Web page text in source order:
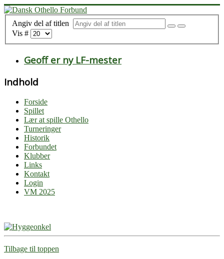
Angiv del af titlen
Vis #
Geoff er ny LF-mester
Indhold
Forside
Spillet
Lær at spille Othello
Turneringer
Historik
Forbundet
Klubber
Links
Kontakt
Login
VM 2025
Tilbage til toppen